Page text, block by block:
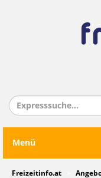
Menü
Freizeitinfo.at